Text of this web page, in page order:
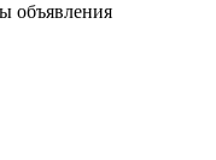
объявления